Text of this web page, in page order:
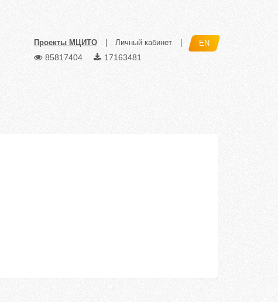
Проекты МЦИТО Личный кабинет EN
85817404 17163481